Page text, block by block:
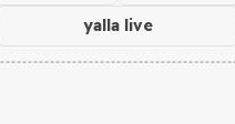
yalla live